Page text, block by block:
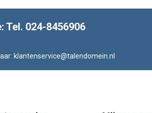
Tel. 024-8456906
klantenservice@talendomein.nl